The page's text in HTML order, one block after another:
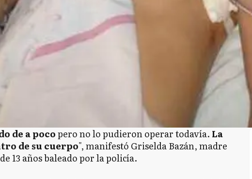
de a pocopero no lo pudieron operar todavía. La
de su cuerpo", manifestó Griselda Bazán, madre
13 años baleado por la policía.